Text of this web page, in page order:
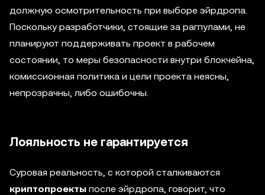
должную осмотрительность при выборе эйрдропа.
Поскольку разработчики, стоящие за рагпулами, не
планируют поддерживать проект в рабочем
состоянии, то меры безопасности внутри блокчейна,
комиссионная политика и цели проекта неясны,
непрозрачны, либо ошибочны.
Лояльность не гарантируется
Суровая реальность, с которой сталкиваются
криптопроекты после эйрдропа, говорит, что